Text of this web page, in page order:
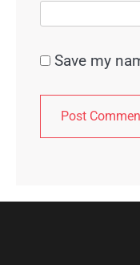
Save my